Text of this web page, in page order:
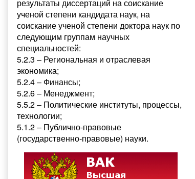
результаты диссертаций на соискание
ученой степени кандидата наук, на
соискание ученой степени доктора наук по
следующим группам научных
специальностей:
5.2.3 – Региональная и отраслевая
экономика;
5.2.4 – Финансы;
5.2.6 – Менеджмент;
5.5.2 – Политические институты, процессы,
технологии;
5.1.2 – Публично-правовые
(государственно-правовые) науки.